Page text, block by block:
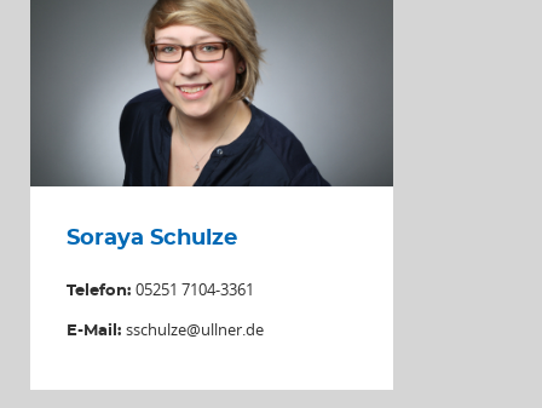
Soraya Schulze
Telefon: 05251 7104-3361
E-Mail: sschulze@ullner.de